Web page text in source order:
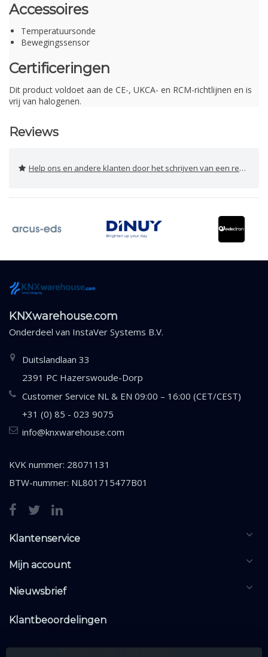
Accessoires
Temperatuursonde
Bewegingssensor
Certificeringen
Dit product voldoet aan de CE-, UKCA- en RCM-richtlijnen en is
vrij van halogenen.
Reviews
Help ons en andere klanten door het schrijven van een review
KNXwarehouse.com
Onderdeel van InstaVer Systems B.V.
Duitslandlaan 33
2391 PC Hazerswoude-Dorp
Customer Service NL & EN 09:00 – 16:00 (CET/CEST)
+31 (0) 85 - 023 9075
info@knxwarehouse.com
KVK nummer: 28071131
BTW-nummer: NL801715477B01
Klantenservice
Mijn account
Nieuwsbrief
Klantbeoordelingen